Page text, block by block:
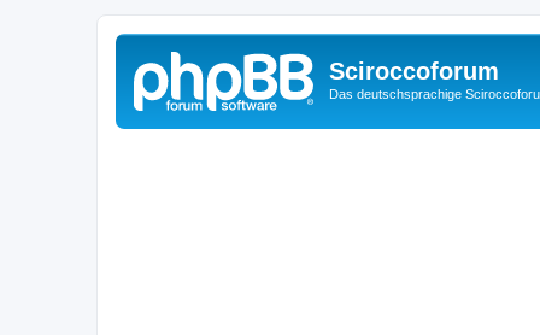
Sciroccoforum
Das deutschsprachige